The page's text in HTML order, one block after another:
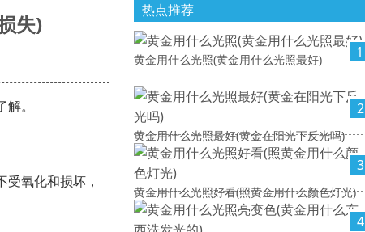
失)
。
氧化和损坏，
热点推荐
1
黄金用什么光照(黄金用什么光照最好)
2
黄金用什么光照最好(黄金在阳光下反光吗)
3
黄金用什么光照好看(照黄金用什么颜色灯光)
4